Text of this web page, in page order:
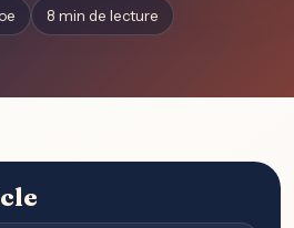
8 min de lecture